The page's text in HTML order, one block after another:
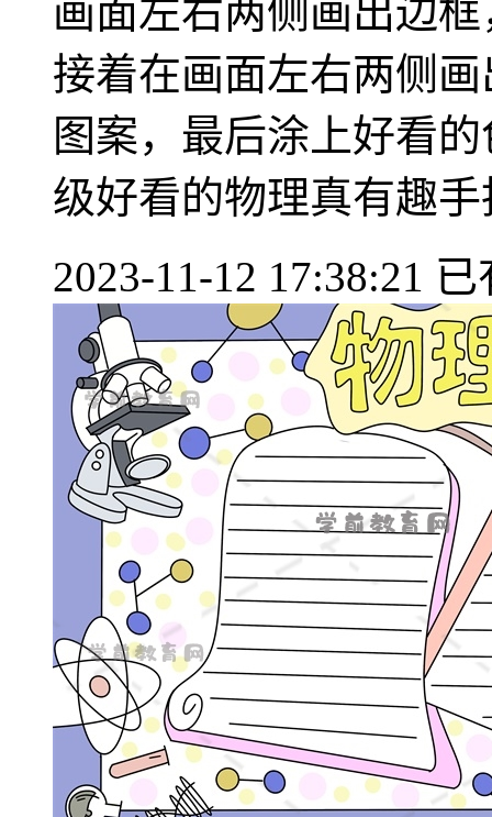
画面左右两侧画出边
接着在画面左右两侧
图案，最后涂上好看
级好看的物理真有趣手
2023-11-12 17:38:21 已